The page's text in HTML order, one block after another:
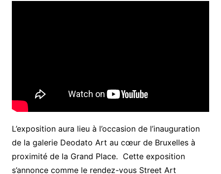
L’exposition aura lieu à l’occasion de l’inauguration
de la galerie Deodato Art au cœur de Bruxelles à
proximité de la Grand Place. Cette exposition
s’annonce comme le rendez-vous Street Art